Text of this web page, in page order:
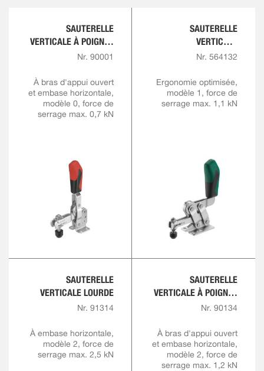
SAUTERELLE
VERTICALE À POIGNÉE
ROUGE
Nr. 90001
À bras d'appui ouvert
et embase horizontale,
modèle 0, force de
serrage max. 0,7 kN
SAUTERELLE
VERTICALE
COMFORTLINE
Nr. 564132
Ergonomie optimisée,
modèle 1, force de
serrage max. 1,1 kN
SAUTERELLE
VERTICALE LOURDE
Nr. 91314
À embase horizontale,
modèle 2, force de
serrage max. 2,5 kN
SAUTERELLE
VERTICALE À POIGNÉE
ROUGE AVEC
SÉCURITÉ
Nr. 90134
À bras d'appui ouvert
et embase horizontale,
modèle 2, force de
serrage max. 1,2 kN